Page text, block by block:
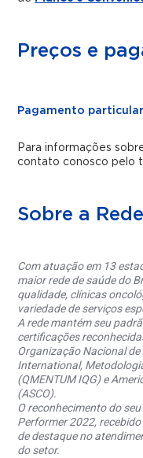
Preços e
Pagamento particular
Para informações
contato conosco pelo
Sobre a
Com atuação em 13
maior rede de saúde do
qualidade, clínicas
variedade de serviços
A rede mantém seu
certificações
Organização Nacional
International,
(QMENTUM IQG) e
(ASCO).
O reconhecimento do
Performer 2022,
de destaque no
do setor.